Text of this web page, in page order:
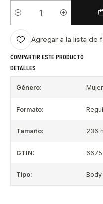
Cantidad
Agregar a la lista de
COMPARTIR ESTE PRODUCTO
DETALLES
Género: Mujer
Formato:
Tamaño: 236
GTIN:
Tipo: Body